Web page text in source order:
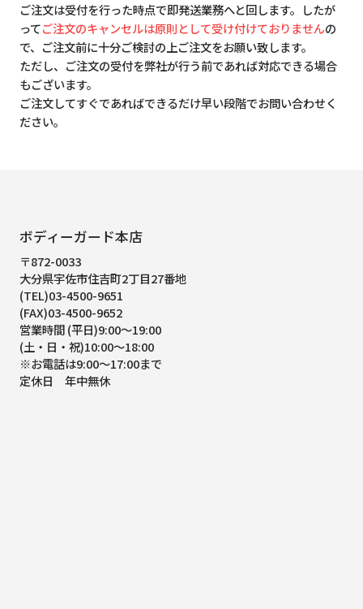
ご注文は受付を行った時点で即発送業務へと回します。したが
ってご注文のキャンセルは原則として受け付けておりませんの
で、ご注文前に十分ご検討の上ご注文をお願い致します。
ただし、ご注文の受付を弊社が行う前であれば対応できる場合
もございます。
ご注文してすぐであればできるだけ早い段階でお問い合わせく
ださい。
ボディーガード本店
〒872-0033
大分県宇佐市住吉町2丁目27番地
(TEL)03-4500-9651
(FAX)03-4500-9652
営業時間 (平日)9:00～19:00
(土・日・祝)10:00～18:00
※お電話は9:00～17:00まで
定休日 年中無休